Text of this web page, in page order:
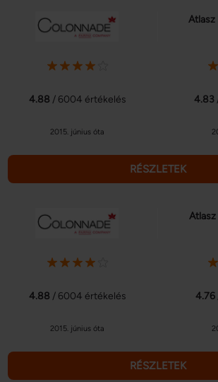
4.88 / 6004 értékelés
2015. június óta
Atlasz
4.83
RÉSZLETEK
4.88 / 6004 értékelés
2015. június óta
4.76
RÉSZLETEK